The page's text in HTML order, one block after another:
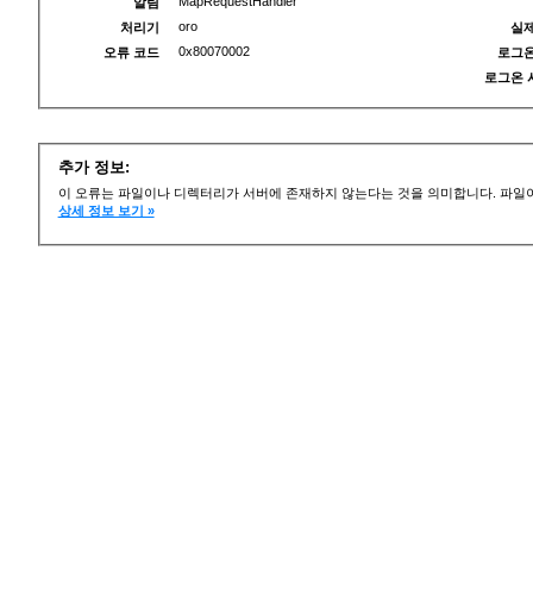
처리기
oro
오류 코드
0x80070002
실
로그
로그온
추가 정보:
이 오류는 파일이나 디렉터리가 서버에 존재하지 않는다는 것을 의미합니다. 파
상세 정보 보기 »